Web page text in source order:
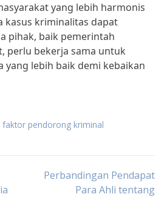
yang lebih harmonis
kasus kriminalitas dapat
pihak, baik pemerintah
perlu bekerja sama untuk
yang lebih baik demi kebaikan
faktor pendorong kriminal
Perbandingan Pendapat
Para Ahli tentang